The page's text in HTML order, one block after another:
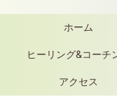
ホーム
ヒーリング&コーチ
アクセス